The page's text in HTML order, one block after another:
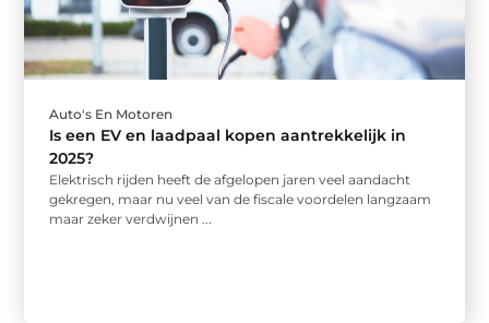
Auto's En Motoren
Is een EV en laadpaal kopen aantrekkelijk in
2025?
Elektrisch rijden heeft de afgelopen jaren veel aandacht
gekregen, maar nu veel van de fiscale voordelen langzaam
maar zeker verdwijnen ...